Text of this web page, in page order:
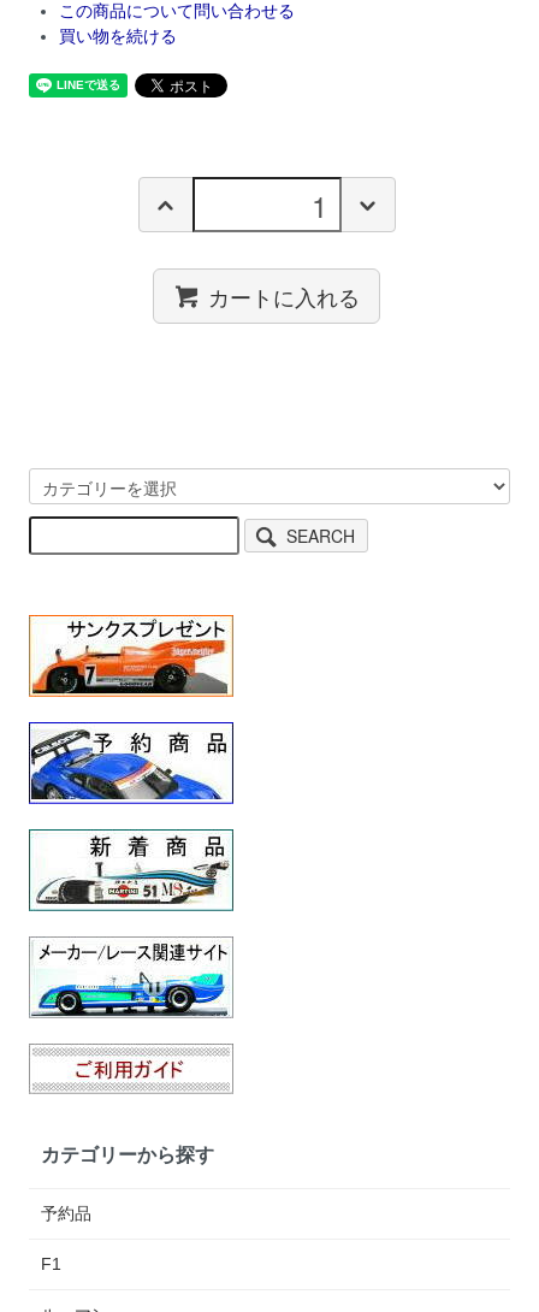
この商品について問い合わせる
買い物を続ける
カートに入れる
SEARCH
カテゴリーから探す
予約品
F1